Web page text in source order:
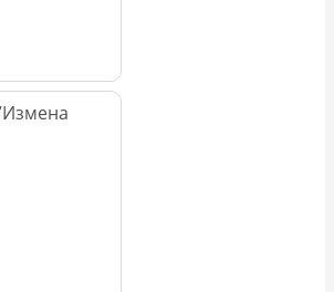
Измена